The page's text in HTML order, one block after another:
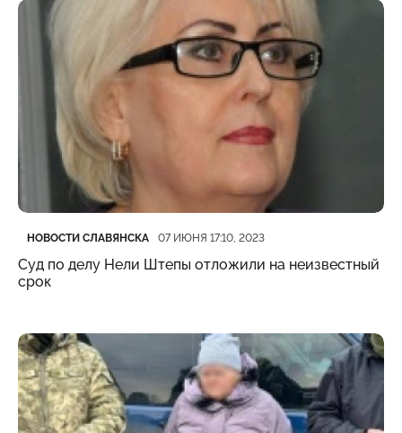
Категория
НОВОСТИ СЛАВЯНСКА
Дата публикации 07 ИЮНЯ 17:10, 2023
Суд по делу Нели Штепы отложили на неизвестный
срок